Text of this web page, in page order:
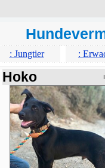
: Jungtier :
Hoko